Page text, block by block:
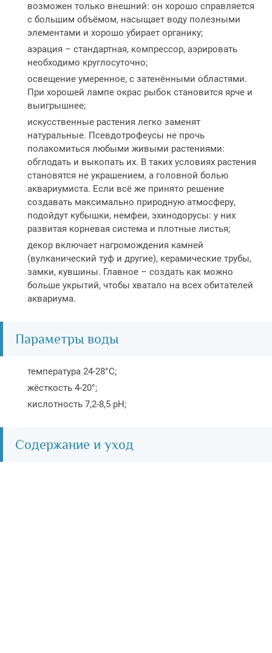
возможен только внешний: он хорошо справляется
с большим объёмом, насыщает воду полезными
элементами и хорошо убирает органику;
аэрация – стандартная, компрессор, аэрировать
необходимо круглосуточно;
освещение умеренное, с затенёнными областями.
При хорошей лампе окрас рыбок становится ярче и
выигрышнее;
искусственные растения легко заменят
натуральные. Псевдотрофеусы не прочь
полакомиться любыми живыми растениями:
обглодать и выкопать их. В таких условиях растения
становятся не украшением, а головной болью
аквариумиста. Если всё же принято решение
создавать максимально природную атмосферу,
подойдут кубышки, немфеи, эхинодорусы: у них
развитая корневая система и плотные листья;
декор включает нагромождения камней
(вулканический туф и другие), керамические трубы,
замки, кувшины. Главное – создать как можно
больше укрытий, чтобы хватало на всех обитателей
аквариума.
Параметры воды
температура 24-28°C;
жёсткость 4-20°;
кислотность 7,2-8,5 pH;
Содержание и уход